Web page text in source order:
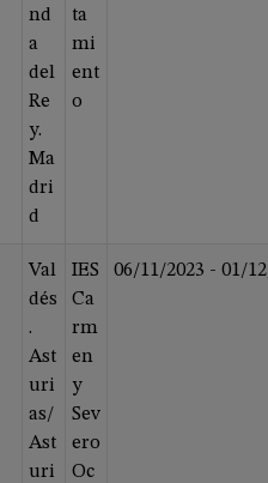
nd
a
del
Re
y.
Ma
dri
d
ta
mi
ent
o
Val
dés
.
Ast
uri
as/
Ast
uri
IES
Ca
rm
en
y
Sev
ero
Oc
06/11/2023 - 01/